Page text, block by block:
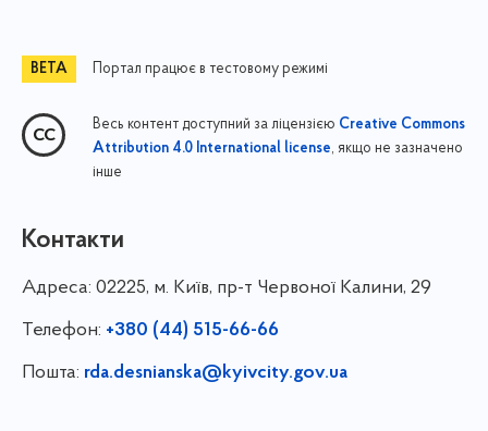
Портал працює в тестовому режимі
Весь контент доступний за ліцензією Creative Commons
Attribution 4.0 International license, якщо не зазначено
інше
Контакти
Адреса: 02225, м. Київ, пр-т Червоної Калини, 29
Телефон: +380 (44) 515-66-66
Пошта: rda.desnianska@kyivcity.gov.ua